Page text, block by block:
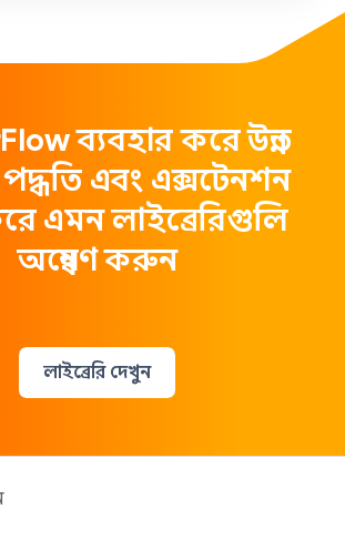
ব্যবহার করে উন্নত
এবং এক্সটেনশন
এমন লাইব্রেরিগুলি
অন্বেষণ করুন
লাইব্রেরি দেখুন